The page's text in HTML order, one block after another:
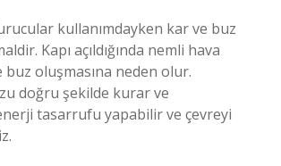
kullanımdayken kar ve buz
Kapı açıldığında nemli hava
oluşmasına neden olur.
doğru şekilde kurar ve
tasarrufu yapabilir ve çevreyi